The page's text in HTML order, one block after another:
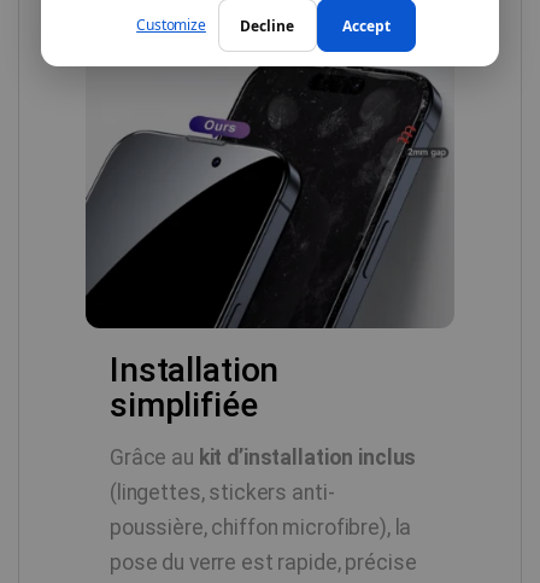
Customize Decline Accept
Installation
simplifiée
Grâce au kit d’installation inclus
(lingettes, stickers anti-
poussière, chiffon microfibre), la
pose du verre est rapide, précise